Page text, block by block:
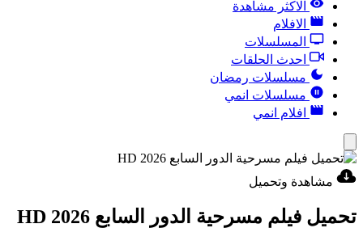
الاكثر مشاهدة
الافلام
المسلسلات
احدث الحلقات
مسلسلات رمضان
مسلسلات انمي
افلام انمي
مشاهدة وتحميل
تحميل فيلم مسرحية الدور السابع 2026 HD